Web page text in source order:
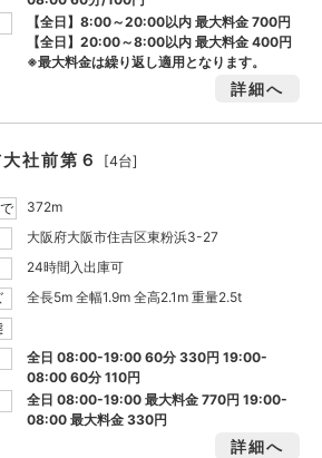
【全日】8:00～20:00以内 最大料金700円
【全日】20:00～8:00以内 最大料金400円
※最大料金は繰り返し適用となります。
詳細へ
社前第６ [4台]
372m
大阪府大阪市住吉区東粉浜3-27
24時間入出庫可
全長5m 全幅1.9m 全高2.1m 重量2.5t
全日 08:00-19:00 60分 330円 19:00-
08:00 60分 110円
全日 08:00-19:00 最大料金770円19:00-
08:00 最大料金330円
詳細へ